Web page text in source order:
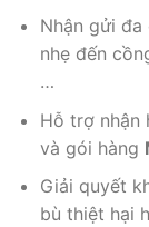
Nhận gửi
nhẹ đến
…
Hỗ trợ nhận
và gói hàng
Giải quyết
bù thiệt hại